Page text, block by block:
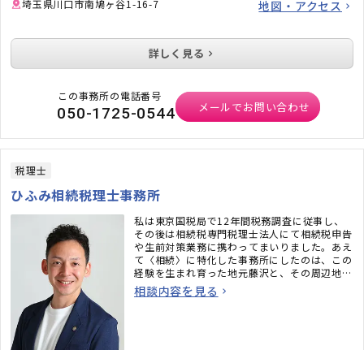
埼玉県川口市南鳩ヶ谷1-16-7 地図・アクセス
詳しく見る
この事務所の電話番号
050-1725-0544 メールでお問い合わせ
税理士
ひふみ相続税理士事務所
私は東京国税局で12年間税務調査に従事し、
その後は相続税専門税理士法人にて相続税申告
や生前対策業務に携わってまいりました。あえ
て〈相続〉に特化した事務所にしたのは、この
経験を生まれ育った地元藤沢と、その周辺地域
の皆さまのために役立てたいと考えたからで
す。
相談内容を見る